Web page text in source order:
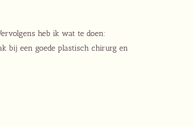
heb ik wat te doen:
bij een goede plastisch chirurg en